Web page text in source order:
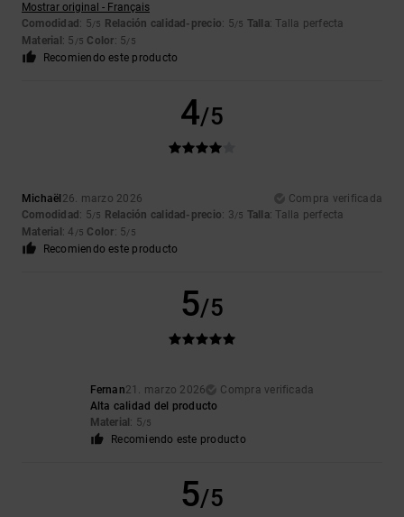
Mostrar original - Français
Comodidad : 5/5 Relación calidad-precio: 5/5 Talla: Talla perfecta
Material : 5 /5 Color: 5/5
Recomiendo este producto
4/5
Michaël 26. marzo 2026
Compra verificada
Comodidad : 5/5 Relación calidad-precio: 3/5 Talla: Talla perfecta
Material : 4 /5 Color: 5/5
Recomiendo este producto
5/5
Fernan21. marzo 2026
Compra verificada
Alta calidad del producto
Material : 5/5
Recomiendo este producto
5/5